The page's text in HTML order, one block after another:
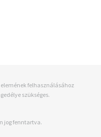
felhasználásához
szükséges.
jog fenntartva.